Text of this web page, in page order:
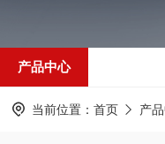
产品中心
当前位置： 首页 产